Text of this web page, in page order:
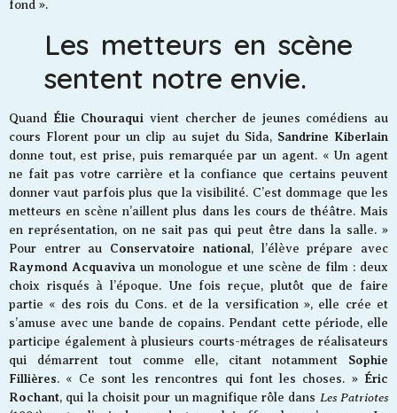
fond ».
Les metteurs en scène
sentent notre envie.
Quand Élie Chouraqui vient chercher de jeunes comédiens au
cours Florent pour un clip au sujet du Sida, Sandrine Kiberlain
donne tout, est prise, puis remarquée par un agent. « Un agent
ne fait pas votre carrière et la confiance que certains peuvent
donner vaut parfois plus que la visibilité. C’est dommage que les
metteurs en scène n’aillent plus dans les cours de théâtre. Mais
en représentation, on ne sait pas qui peut être dans la salle. »
Pour entrer au Conservatoire national, l’élève prépare avec
Raymond Acquaviva un monologue et une scène de film : deux
choix risqués à l’époque. Une fois reçue, plutôt que de faire
partie « des rois du Cons. et de la versification », elle crée et
s’amuse avec une bande de copains. Pendant cette période, elle
participe également à plusieurs courts-métrages de réalisateurs
qui démarrent tout comme elle, citant notamment Sophie
Fillières. « Ce sont les rencontres qui font les choses. » Éric
Rochant, qui la choisit pour un magnifique rôle dans Les Patriotes